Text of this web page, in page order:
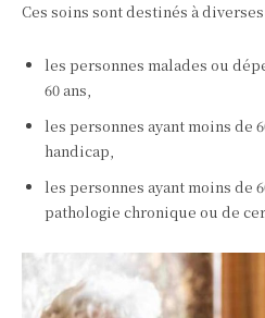
Ces soins sont destinés à
les personnes malades ou
60 ans,
les personnes ayant moins de
handicap,
les personnes ayant moins de
pathologie chronique ou de